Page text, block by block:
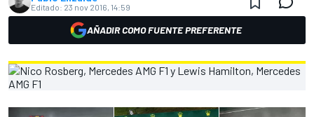
Editado: 23 nov 2016, 14:59
AÑADIR COMO FUENTE PREFERENTE